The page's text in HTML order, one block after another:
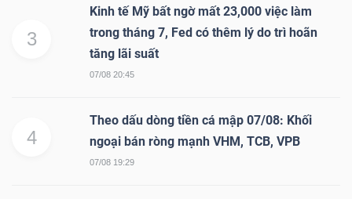
3
Kinh tế Mỹ bất ngờ mất 23,000 việc làm
trong tháng 7, Fed có thêm lý do trì hoãn
tăng lãi suất
07/08 20:45
4
Theo dấu dòng tiền cá mập 07/08: Khối
ngoại bán ròng mạnh VHM, TCB, VPB
07/08 19:29
Cổ phiếu Chỉ số Chứng chỉ quỹ
Tất cả Người liên quan